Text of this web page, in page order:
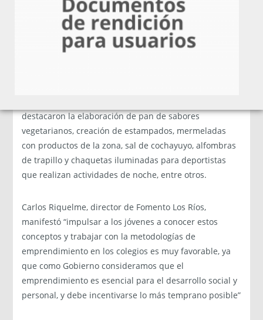
escuelas participantes, las que seleccionaron a un
profesor líder del desafío el cual fue el encargado de
formar su equipo de niños creadores para luego
diseñar el proyecto con las metodologías aprendidas
destacaron la elaboración de pan de sabores
vegetarianos, creación de estampados, mermeladas
con productos de la zona, sal de cochayuyo, alfombras
de trapillo y chaquetas iluminadas para deportistas
que realizan actividades de noche, entre otros.
Carlos Riquelme, director de Fomento Los Ríos,
manifestó “impulsar a los jóvenes a conocer estos
conceptos y trabajar con la metodologías de
emprendimiento en los colegios es muy favorable, ya
que como Gobierno consideramos que el
emprendimiento es esencial para el desarrollo social y
personal, y debe incentivarse lo más temprano posible”